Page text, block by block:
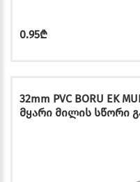
0.95₾
32mm PVC BORU EK
მყარი მილის სწორი